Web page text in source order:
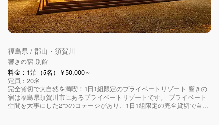
福島県 / 郡山・須賀川
響きの宿 別館
料金：1泊（5名）￥50,000～
定員：20名
完全貸切で大自然を満喫！1日1組限定のプライベートリゾート 響きの
宿は福島県須賀川市にあるプライベートリゾートです。 プライベート
空間を大事にした2つのコテージがあり、1日1組限定の完全貸切で自...